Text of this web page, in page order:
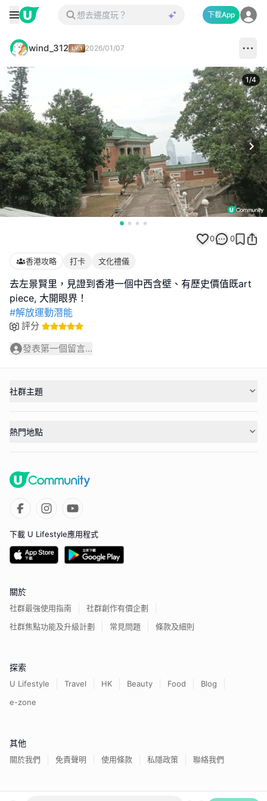
下載App
wind_312 2026/01/07
1/4
0 0
香港攻略 打卡 文化禮儀
去左景賢里，見證到香港一個中西含壁、有歷史價值既art
#解放運動潛能
評分
發表第一個留言...
社群主題
熱門地點
下載 U Lifestyle應用程式
關於
社群最強使用指南
社群創作有價企劃
社群焦點功能及升級計劃
常見問題 條款及細則
探索
U Lifestyle Travel HK Beauty Food
Blog
e-zone
其他
關於我們 免責聲明 使用條款 私隱政策 聯絡我們